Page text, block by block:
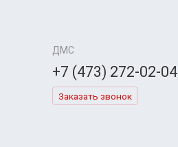
ДМС
+7 (473) 272-02-04
Заказать звонок